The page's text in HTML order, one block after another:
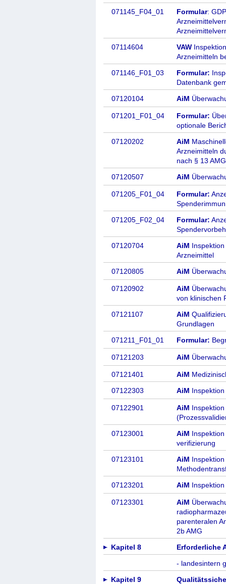
071145_F04_01
Formular:
07114604
VAW
Arzneimitteln
071146_F01_03
Formular:
Datenbank
07120104
AiM
071201_F01_04 Formular:
optionale
07120202
AiM
Arzneimitteln
nach § 13 AMG
07120507
AiM
071205_F01_04 Formular:
071205_F02_04
Formular:
07120704
AiM
Arzneimittel
07120805
AiM
07120902 AiM
von klinischen
07121107
AiM
Grundlagen
071211_F01_01
Formular:
07121203 AiM
07121401 AiM
07122303
AiM
07122901 AiM
07123001
AiM
verifizierung
07123101
AiM
07123201
AiM
07123301 AiM
parenteralen
2b AMG
Kapitel 8
Erforderliche
- landesintern
Kapitel 9